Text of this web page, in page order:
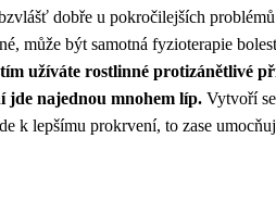
dobře u pokročilejších
může být samotná fyzioterapie
užíváte rostlinné protizánětlivé
jde najednou mnohem líp. Vytvoří
k lepšímu prokrvení, to zase